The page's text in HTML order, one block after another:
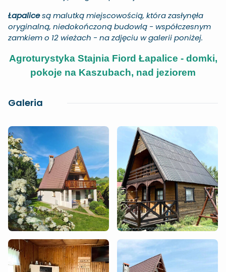
Łapalicesą malutką miejscowością, która zasłynęła
oryginalną, niedokończoną budowlą - współczesnym
zamkiem o 12 wieżach - na zdjęciu w galerii poniżej.
Agroturystyka Stajnia Fiord Łapalice - domki,
pokoje na Kaszubach, nad jeziorem
Galeria